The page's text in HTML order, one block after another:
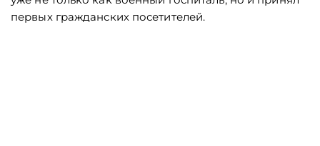
первых гражданских посетителей.